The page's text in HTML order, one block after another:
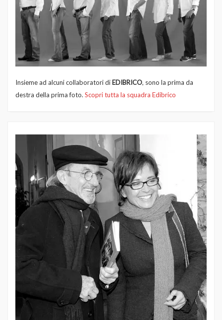
Insieme ad alcuni collaboratori di EDIBRICO, sono la prima da
destra della prima foto. Scopri tutta la squadra Edibrico